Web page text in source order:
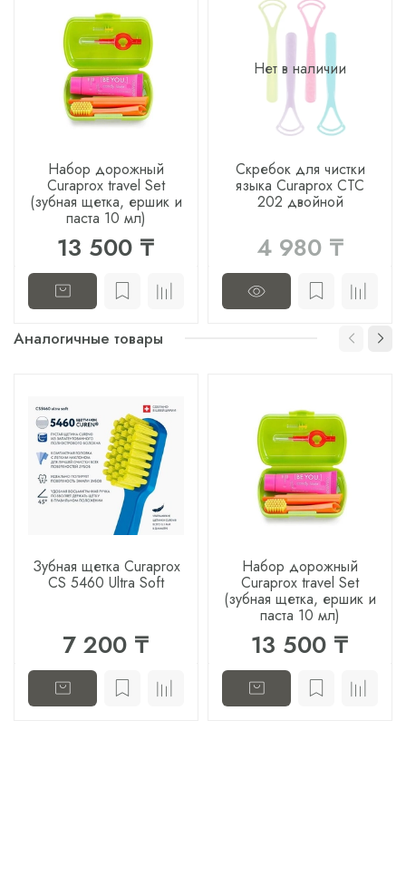
Набор дорожный
Curaprox travel Set
(зубная щетка, ершик и
паста 10 мл)
13 500 ₸
Нет в наличии
Скребок для чистки
языка Curaprox CTC
202 двойной
4 980 ₸
Аналогичные товары
Зубная щетка Curaprox
CS 5460 Ultra Soft
7 200 ₸
Набор дорожный
Curaprox travel Set
(зубная щетка, ершик и
паста 10 мл)
13 500 ₸